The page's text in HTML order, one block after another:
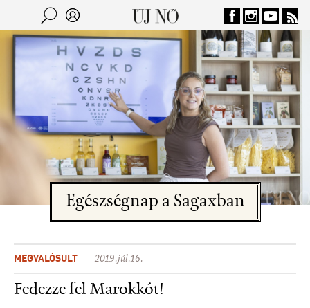
Jump to navigation
Kereső
Egészségnap a Sagaxban
MEGVALÓSULT 2019.júl.16.
Fedezze fel Marokkót!